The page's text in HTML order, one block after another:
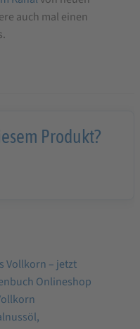
auch mal einen
Produkt?